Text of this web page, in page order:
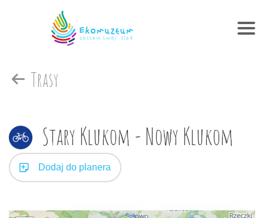
Trasy
Stary Klukom - Nowy Klukom
Dodaj do planera